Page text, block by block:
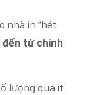
nhà in “hét
đến từ chính
lượng quá ít